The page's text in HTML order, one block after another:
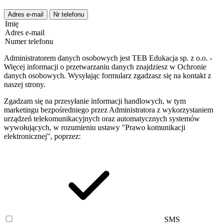
Adres e-mail Nr telefonu
Imię
Adres e-mail
Numer telefonu
Administratorem danych osobowych jest TEB Edukacja sp. z o.o. -
Więcej informacji o przetwarzaniu danych znajdziesz w Ochronie
danych osobowych. Wysyłając formularz zgadzasz się na kontakt z
naszej strony.
Zgadzam się na przesyłanie informacji handlowych, w tym
marketingu bezpośredniego przez Administratora z wykorzystaniem
urządzeń telekomunikacyjnych oraz automatycznych systemów
wywołujących, w rozumieniu ustawy "Prawo komunikacji
elektronicznej", poprzez:
SMS